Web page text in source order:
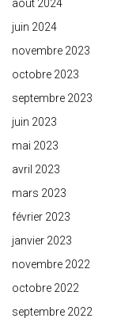
août 2024
juin 2024
novembre 2023
octobre 2023
septembre 2023
juin 2023
mai 2023
avril 2023
mars 2023
février 2023
janvier 2023
novembre 2022
octobre 2022
septembre 2022